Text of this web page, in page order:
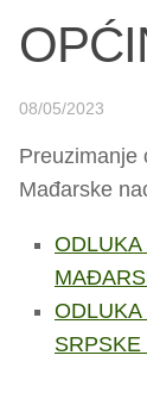
08/05/2023
Preuzimanje
Mađarske
ODLUKA
ODLUKA